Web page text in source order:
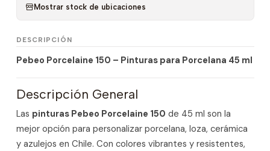
Mostrar stock de ubicaciones
DESCRIPCIÓN
Pebeo Porcelaine 150 – Pinturas para Porcelana 45 ml
Descripción General
Las pinturas Pebeo Porcelaine 150 de 45 ml son la
mejor opción para personalizar porcelana, loza, cerámica
y azulejos en Chile. Con colores vibrantes y resistentes,